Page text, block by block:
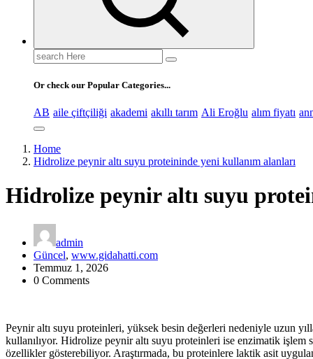
Search
for:
Or check our Popular Categories...
AB aile çiftçiliği akademi akıllı tarım Ali Eroğlu alım fiyatı
Home
Hidrolize peynir altı suyu proteininde yeni kullanım alanları
Hidrolize peynir altı suyu
admin
Güncel, www.gidahatti.com
Temmuz 1, 2026
0 Comments
Peynir altı suyu proteinleri, yüksek besin değerleri nedeniyle uzun
kullanılıyor. Hidrolize peynir altı suyu proteinleri ise enzimatik işlem
özellikler gösterebiliyor. Araştırmada, bu proteinlere laktik asit